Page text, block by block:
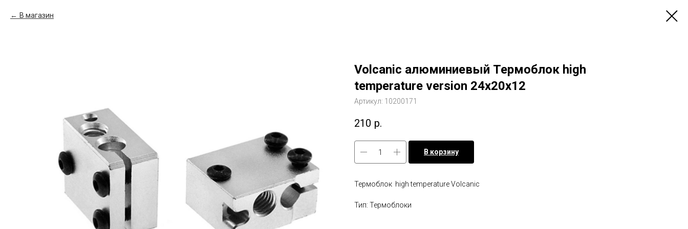
В магазин
Volcanic алюминиевый Термоблок high
temperature version 24x20x12
Артикул: 10200171
210 р.
В корзину
Термоблок high temperature Volcanic
Тип: Термоблоки